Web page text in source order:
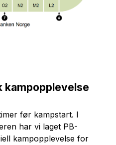
kampopplevelse
før kampstart. I
har vi laget PB-
kampopplevelse for